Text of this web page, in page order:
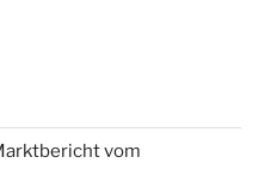
vom